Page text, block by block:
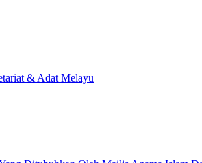
& Adat Melayu